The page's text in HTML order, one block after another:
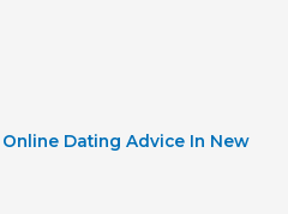
Dating Advice In New